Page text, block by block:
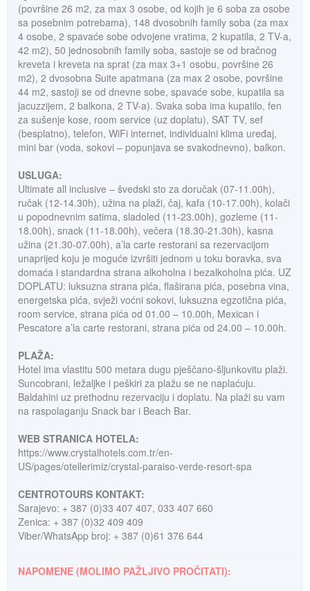
(površine 26 m2, za max 3 osobe, od kojih je 6 soba za osobe
sa posebnim potrebama), 148 dvosobnih family soba (za max
4 osobe, 2 spavaće sobe odvojene vratima, 2 kupatila, 2 TV-a,
42 m2), 50 jednosobnih family soba, sastoje se od bračnog
kreveta i kreveta na sprat (za max 3+1 osobu, površine 26
m2), 2 dvosobna Suite apatmana (za max 2 osobe, površine
44 m2, sastoji se od dnevne sobe, spavaće sobe, kupatila sa
jacuzzijem, 2 balkona, 2 TV-a). Svaka soba ima kupatilo, fen
za sušenje kose, room service (uz doplatu), SAT TV, sef
(besplatno), telefon, WiFi internet, individualni klima uređaj,
mini bar (voda, sokovi – popunjava se svakodnevno), balkon.
USLUGA:
Ultimate all inclusive – švedski sto za doručak (07-11.00h),
ručak (12-14.30h), užina na plaži, čaj, kafa (10-17.00h), kolači
u popodnevnim satima, sladoled (11-23.00h), gozleme (11-
18.00h), snack (11-18.00h), večera (18.30-21.30h), kasna
užina (21.30-07.00h), a’la carte restorani sa rezervacijom
unaprijed koju je moguće izvršiti jednom u toku boravka, sva
domaća i standardna strana alkoholna i bezalkoholna pića. UZ
DOPLATU: luksuzna strana pića, flaširana pića, posebna vina,
energetska pića, svježi voćni sokovi, luksuzna egzotična pića,
room service, strana pića od 01.00 – 10.00h, Mexican i
Pescatore a’la carte restorani, strana pića od 24.00 – 10.00h.
PLAŽA:
Hotel ima vlastitu 500 metara dugu pješčano-šljunkovitu plaži.
Suncobrani, ležaljke i peškiri za plažu se ne naplaćuju.
Baldahini uz prethodnu rezervaciju i doplatu. Na plaži su vam
na raspolaganju Snack bar i Beach Bar.
WEB STRANICA HOTELA:
https://www.crystalhotels.com.tr/en-
US/pages/otellerimiz/crystal-paraiso-verde-resort-spa
CENTROTOURS KONTAKT:
Sarajevo: + 387 (0)33 407 407, 033 407 660
Zenica: + 387 (0)32 409 409
Viber/WhatsApp broj: + 387 (0)61 376 644
NAPOMENE (MOLIMO PAŽLJIVO PROČITATI):